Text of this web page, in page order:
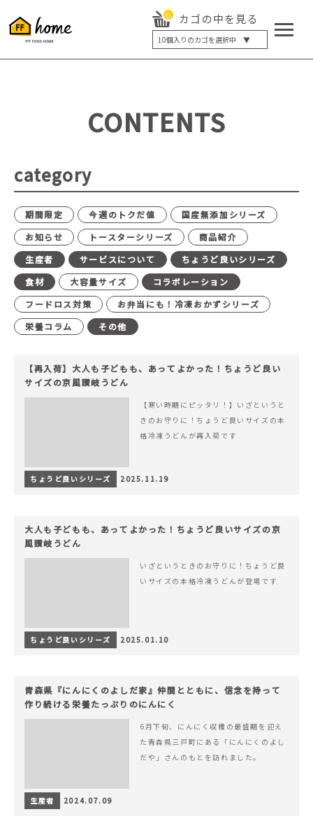
0 カゴの中を見る
10個入りのカゴを選択中 ▼
5個入り
20個入り
最大12%OFF
CONTENTS
category
期間限定 今週のトクだ値
国産無添加シリーズ
お知らせ
トースターシリーズ
商品紹介
生産者
サービスについて
ちょうど良いシリーズ
食材
大容量サイズ
コラボレーション
フードロス対策
お弁当にも！冷凍おかずシリーズ
栄養コラム
その他
【再入荷】大人も子どもも、あってよかった！ちょうど良い
サイズの京風讃岐うどん
【寒い時期にピッタリ！】いざというと
きのお守りに！ちょうど良いサイズの本
格冷凍うどんが再入荷です
ちょうど良いシリーズ 2025.11.19
大人も子どもも、あってよかった！ちょうど良いサイズの京
風讃岐うどん
いざというときのお守りに！ちょうど良
いサイズの本格冷凍うどんが登場です
ちょうど良いシリーズ 2025.01.10
青森県『にんにくのよしだ家』仲間とともに、信念を持って
作り続ける栄養たっぷりのにんにく
6月下旬、にんにく収穫の最盛期を迎え
た青森県三戸町にある「にんにくのよし
だや」さんのもとを訪れました。
生産者 2024.07.09